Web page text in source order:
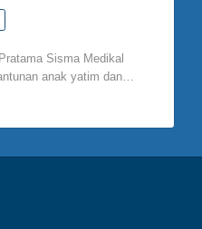
Sisma Medikal
anak yatim dan…